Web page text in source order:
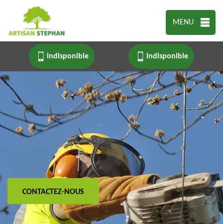
MENU
indisponible indisponible
CONTACTEZ-NOUS